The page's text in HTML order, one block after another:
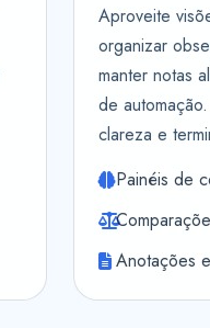
Aproveite
organizar
manter notas
de
clareza e
Painéis de
Anotações